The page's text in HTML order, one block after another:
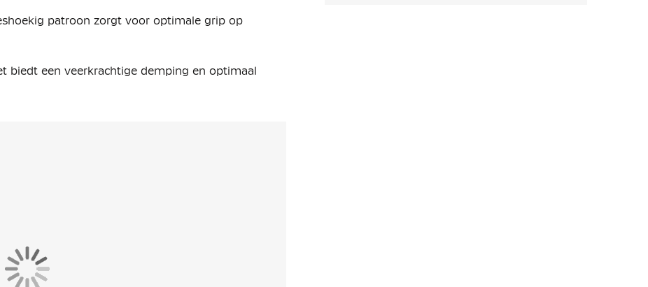
patroon zorgt voor optimale grip op
biedt een veerkrachtige demping en optimaal